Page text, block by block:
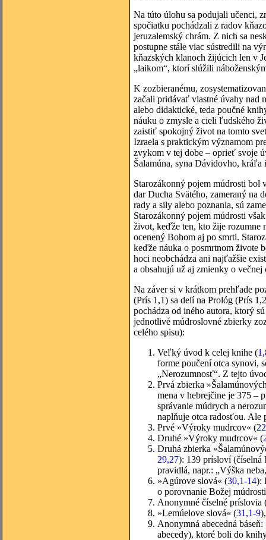
Na túto úlohu sa podujali učenci,
spočiatku pochádzali z radov
jeruzalemský chrám. Z nich sa
postupne stále viac sústredili na
kňazských klanoch žijúcich len v
„laikom“, ktorí slúžili
K zozbieranému,
začali pridávať vlastné úvahy nad
alebo didaktické, teda poučné
náuku o zmysle a cieli ľudského
zaistiť spokojný život na tomto
Izraela s praktickým významom
zvykom v tej dobe – oprieť svoje
Šalamúna, syna Dávidovho, kráľa
Starozákonný pojem múdrosti bol
dar Ducha Svätého, zameraný na
rady a sily alebo poznania, sú
Starozákonný pojem múdrosti
život, keďže ten, kto žije rozumne
ocenený Bohom aj po smrti.
keďže náuka o posmrtnom živote
hoci neobchádza ani najťažšie
a obsahujú už aj zmienky o
Na záver si v krátkom prehľade
(Prís 1,1) sa delí na Prológ (Prís
pochádza od iného autora, ktorý
jednotlivé múdroslovné zbierky
celého spisu):
Veľký úvod k celej knihe (
forme poučení otca synovi,
„Nerozumnosť“. Z tejto
Prvá zbierka
mena v hebrejčine je 375 –
správanie múdrych a
naplňuje otca radosťou. Ale
Prvé »Výroky mudrcov« (
Druhé »Výroky mudrcov« (
Druhá zbierka
29,27): 139 prísloví (číselná
pravidlá, napr.: „Výška
»Agúrove slová« (30,1-14):
o porovnanie Božej
Anonymné číselné príslovia
»Lemúelove slová« (31,1-9
Anonymná abecedná
abecedy), ktoré boli do